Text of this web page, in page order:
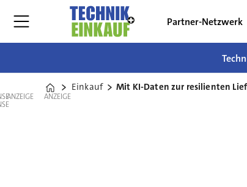
Partner-Netzwerk
Home
Einkauf Mit KI-Daten zur resilienten
ANZEIGE ANZEIGE